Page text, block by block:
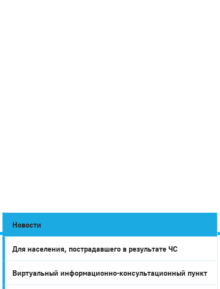
Город
Глазов
Новости
Для населения, пострадавшего в результате ЧС
Виртуальный информационно-консультационный пункт